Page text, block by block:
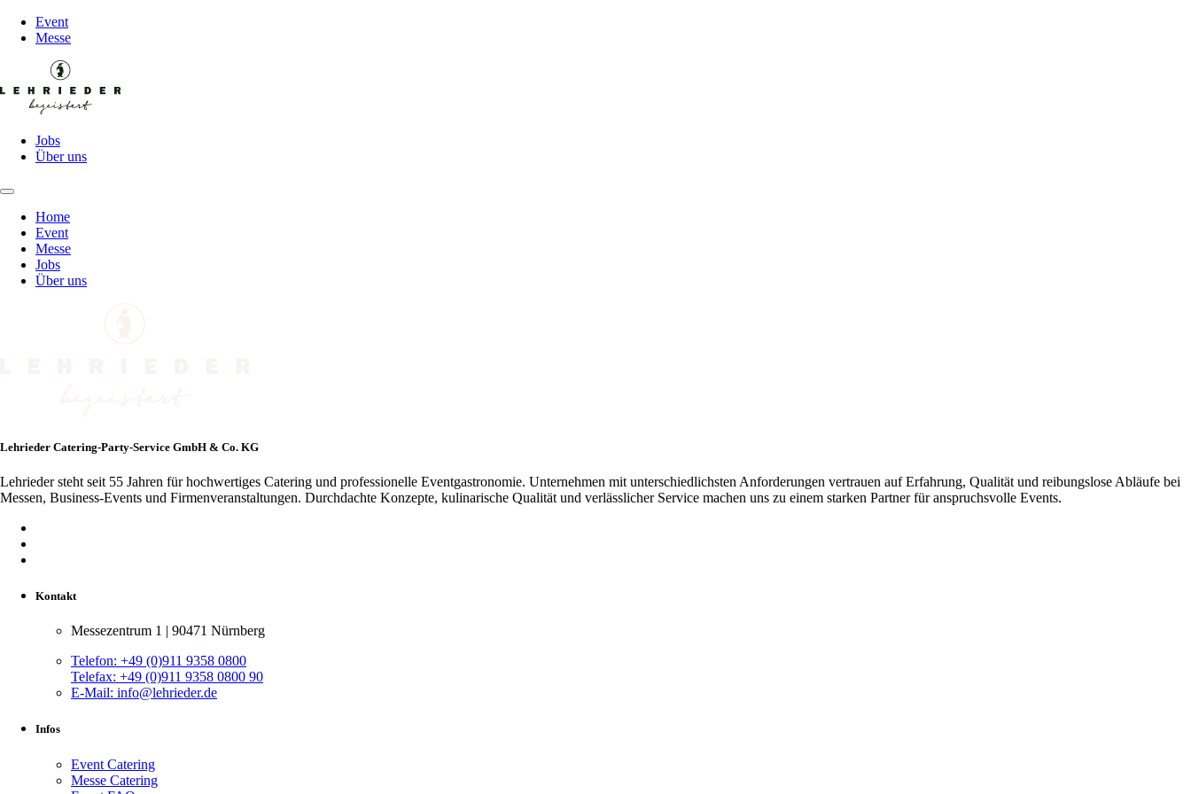
Event
Messe
Jobs
Über uns
Home
Event
Messe
Jobs
Über uns
Lehrieder Catering-Party-Service GmbH & Co. KG
Lehrieder steht seit 55 Jahren für hochwertiges Catering und professionelle Eventgastronomie. Unternehmen mit unterschiedlichsten Anforderungen vertrauen auf Erfahrung, Qualität und reibungslose Abläufe bei
Messen, Business-Events und Firmenveranstaltungen. Durchdachte Konzepte, kulinarische Qualität und verlässlicher Service machen uns zu einem starken Partner für anspruchsvolle Events.
Kontakt
Messezentrum 1 | 90471 Nürnberg
Telefon: +49 (0)911 9358 0800
Telefax: +49 (0)911 9358 0800 90
E-Mail: info@lehrieder.de
Infos
Event Catering
Messe Catering